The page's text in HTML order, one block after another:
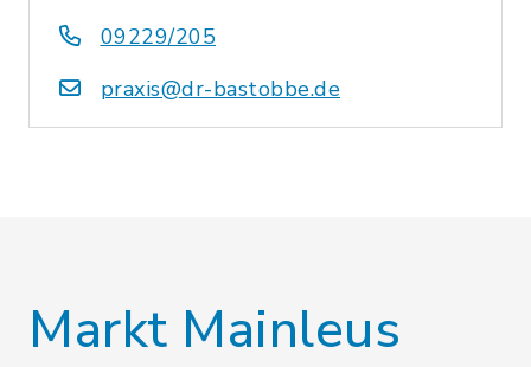
09229/205
praxis@dr-bastobbe.de
Markt Mainleus